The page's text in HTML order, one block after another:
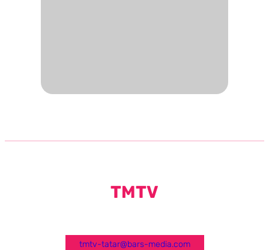
TMTV
tmtv-tatar@bars-media.com